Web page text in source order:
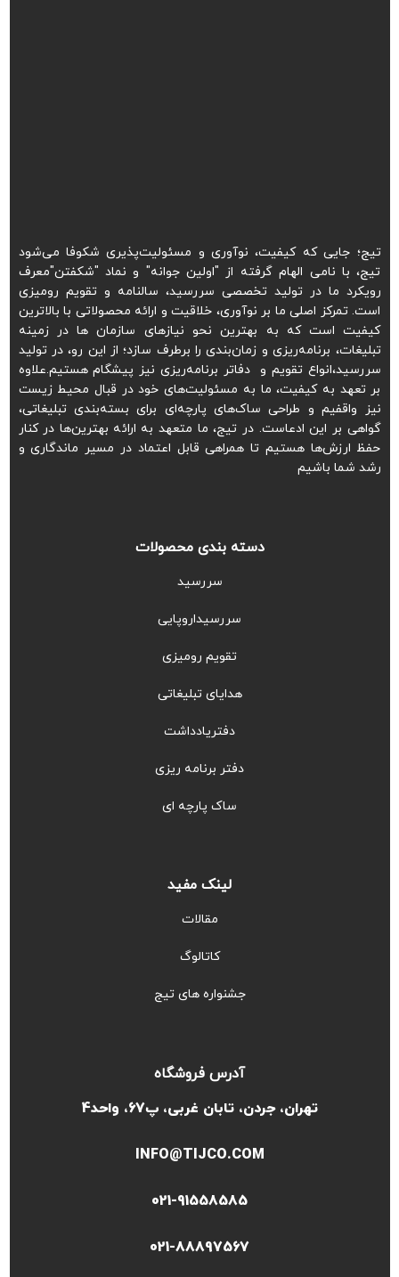
تیج؛ جایی که کیفیت، نوآوری و مسئولیت‌پذیری شکوفا می‌شود
تیج، با نامی الهام گرفته از "اولین جوانه" و نماد "شکفتن"معرف
رویکرد ما در تولید تخصصی سررسید، سالنامه و تقویم رومیزی
است. تمرکز اصلی ما بر نوآوری، خلاقیت و ارائه محصولاتی با بالاترین
کیفیت است که به بهترین نحو نیازهای سازمان ها در زمینه
تبلیغات، برنامه‌ریزی و زمان‌بندی را برطرف سازد؛ از این رو، در تولید
سررسید،انواع تقویم و دفاتر برنامه‌ریزی نیز پیشگام هستیم.علاوه
بر تعهد به کیفیت، ما به مسئولیت‌های خود در قبال محیط زیست
نیز واقفیم و طراحی ساک‌های پارچه‌ای برای بسته‌بندی تبلیغاتی،
گواهی بر این ادعاست. در تیج، ما متعهد به ارائه بهترین‌ها در کنار
حفظ ارزش‌ها هستیم تا همراهی قابل اعتماد در مسیر ماندگاری و
رشد شما باشیم
دسته بندی محصولات
سررسید
سررسیداروپایی
تقویم رومیزی
هدایای تبلیغاتی
دفتریادداشت
دفتر برنامه ریزی
ساک پارچه ای
لینک مفید
مقالات
کاتالوگ
جشنواره های تیج
آدرس فروشگاه
تهران، جردن، تابان غربی، پ67، واحد4
INFO@TIJCO.COM
021-91558585
021-88897567